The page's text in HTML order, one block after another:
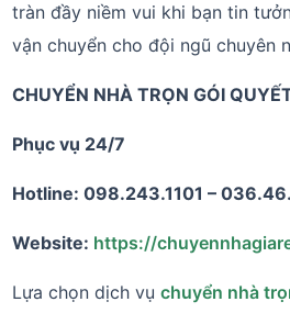
tràn đầy niềm vui khi bạn tin
vận chuyển cho đội ngũ chuyên
CHUYỂN NHÀ TRỌN GÓI
Phục vụ 24/7
Hotline: 098.243.1101 –
Website: https://
Lựa chọn dịch vụchuyển nhà